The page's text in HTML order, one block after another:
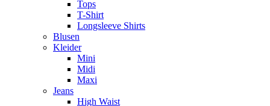
Tops
T-Shirt
Longsleeve Shirts
Blusen
Kleider
Mini
Midi
Maxi
Jeans
High Waist